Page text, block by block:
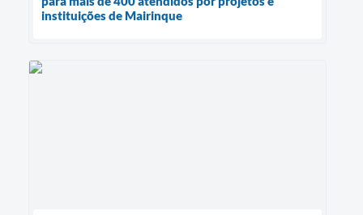
instituições de Mairinque